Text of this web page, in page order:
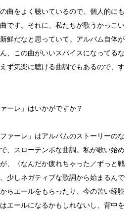
曲をよく聴いているので、個人的にも
です。それに、私たちが歌うかっこい
鮮だなと思っていて。アルバム自体が
、この曲がいいスパイスになってるな
ず気楽に聴ける曲調でもあるので、す
レ」はいかがですか？
ァーレ」はアルバムのストーリーのな
、スローテンポな曲調。私が歌い始め
、〈なんだか疲れちゃった／ずっと戦
少しネガティブな歌詞から始まるんで
らエールをもらったり、今の苦い経験
エールになるかもしれないし、背中を